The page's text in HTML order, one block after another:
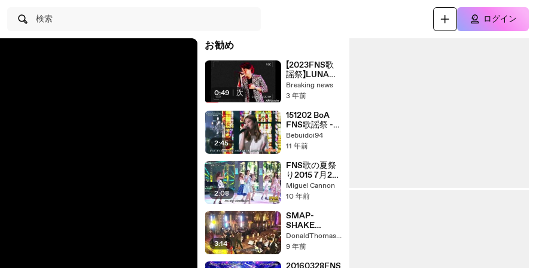
検索 ログイン
お勧め
0:49 次
【2023FNS歌
謡祭】LUNA
SEA「ROSIER」
2023年12月6
Breaking news
3 年前
2:45
151202 BoA
FNS歌謡祭 -
メリクリ
Bebuidoi94
11 年前
2:08
FNS歌の夏祭
り2015 7月29
日 flower×森
高千里
Miguel Cannon
10 年前
3:14
SMAP-
SHAKE
2013FNS歌謡
祭
DonaldThomas4860
9 年前